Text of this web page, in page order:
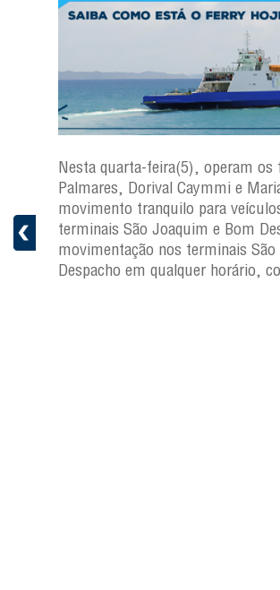
a
Nesta quarta-feira(5), operam
Palmares, Dorival Caymmi e
movimento tranquilo para
terminais São Joaquim e Bom
movimentação nos terminais
Despacho em qualquer horário,